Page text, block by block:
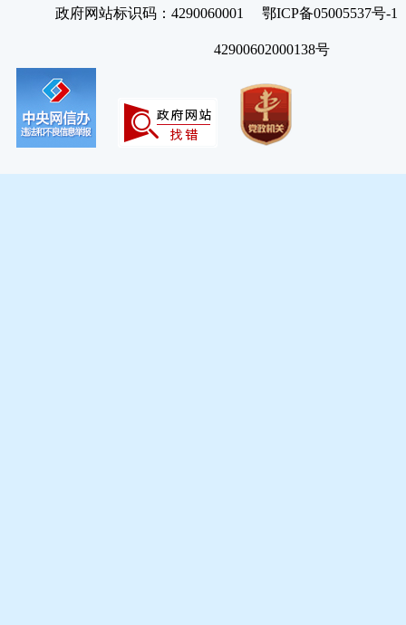
政府网站标识码：4290060001 鄂ICP备05005537号
42900602000138号